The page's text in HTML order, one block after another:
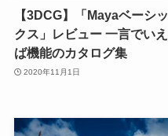
【3DCG】「Mayaベーシッ
クス」レビュー 一言でいえ
ば機能のカタログ集
2020年11月1日